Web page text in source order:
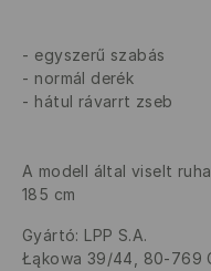
egyszerű szabás
normál derék
hátul rávarrt zseb
A modell által viselt
185 cm
Gyártó: LPP S.A.
Łąkowa 39/44, 80-769